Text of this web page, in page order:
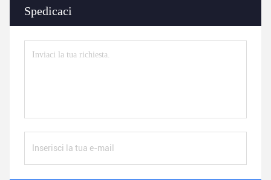
Spedicaci